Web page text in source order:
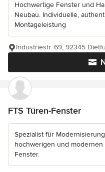
Hochwertige Fenster und
Neubau. Individuelle,
Montageleistung
Industriestr. 69, 92345
FTS Türen-Fenster
Spezialist für
hochwerigen und
Fenster.